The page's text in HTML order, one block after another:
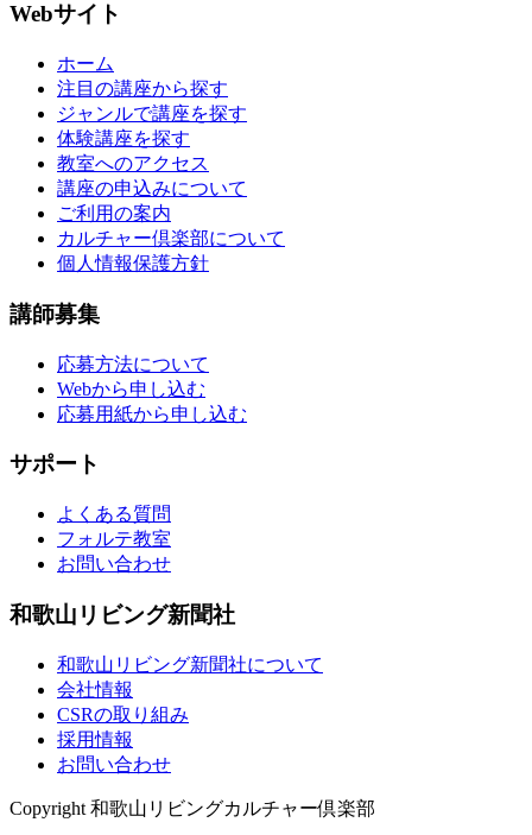
Webサイト
ホーム
注目の講座から探す
ジャンルで講座を探す
体験講座を探す
教室へのアクセス
講座の申込みについて
ご利用の案内
カルチャー倶楽部について
個人情報保護方針
講師募集
応募方法について
Webから申し込む
応募用紙から申し込む
サポート
よくある質問
フォルテ教室
お問い合わせ
和歌山リビング新聞社
和歌山リビング新聞社について
会社情報
CSRの取り組み
採用情報
お問い合わせ
Copyright 和歌山リビングカルチャー倶楽部